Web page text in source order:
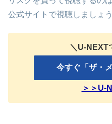
公式サイトで視聴しましょう
＼U-NEXT
今すぐ「ザ・
＞＞U-